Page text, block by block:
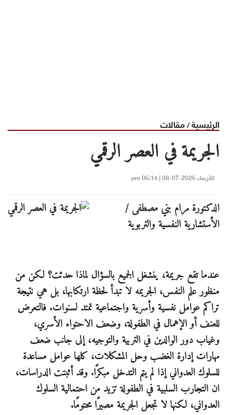
الرئيسية/مقالات
الجريمة في العصر الرقمي
الأربعاء 2026-07-08 | 06:14 pm
الدكتورة مرام بني مصطفى /
الأستشارية النفسية والتربوية
عندما تقع جريمة، ينشغل الجميع بالسؤال لماذا حدثت؟ لكن من
منظور علم النفس، الجريمه لا تبدأ لحظة ارتكابها، بل هي نتيجة
تراكم عوامل نفسية وأسرية واجتماعية تمتد لسنوات. فالتعرض
للعنف أو الإهمال في الطفولة، وضعف الاحتواء الأسري،
وغياب دور الوالدين في التربية والتوجيه، إلى جانب ضعف
مهارات إدارة الغضب وحل المشكلات، كلها عوامل مساعدة
للسلوك العدواني إذا لم يتم التدخل مبكرًا. وقد أثبتت الدراسات،
ان التجارب السلبية في الطفولة تزيد من احتمالية السلوك
العدواني، لكنها لا تجعل الجريمة مصيرًا محتومًا.